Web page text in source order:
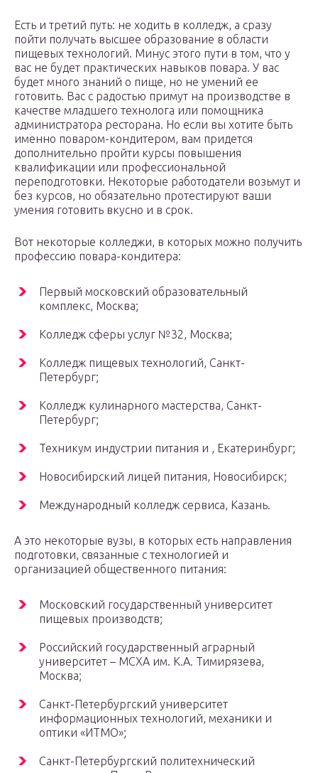
Есть и третий путь: не ходить в колледж, а сразу
пойти получать высшее образование в области
пищевых технологий. Минус этого пути в том, что у
вас не будет практических навыков повара. У вас
будет много знаний о пище, но не умений ее
готовить. Вас с радостью примут на производстве в
качестве младшего технолога или помощника
администратора ресторана. Но если вы хотите быть
именно поваром-кондитером, вам придется
дополнительно пройти курсы повышения
квалификации или профессиональной
переподготовки. Некоторые работодатели возьмут и
без курсов, но обязательно протестируют ваши
умения готовить вкусно и в срок.
Вот некоторые колледжи, в которых можно получить
профессию повара-кондитера:
Первый московский образовательный
комплекс, Москва;
Колледж сферы услуг №32, Москва;
Колледж пищевых технологий, Санкт-
Петербург;
Колледж кулинарного мастерства, Санкт-
Петербург;
Техникум индустрии питания и , Екатеринбург;
Новосибирский лицей питания, Новосибирск;
Международный колледж сервиса, Казань.
А это некоторые вузы, в которых есть направления
подготовки, связанные с технологией и
организацией общественного питания:
Московский государственный университет
пищевых производств;
Российский государственный аграрный
университет – МСХА им. К.А. Тимирязева,
Москва;
Санкт-Петербургский университет
информационных технологий, механики и
оптики «ИТМО»;
Санкт-Петербургский политехнический